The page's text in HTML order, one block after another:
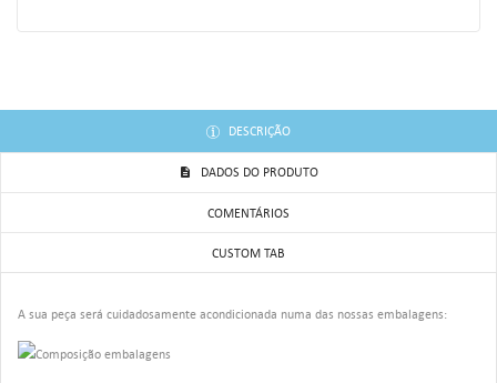
DESCRIÇÃO
DADOS DO PRODUTO
COMENTÁRIOS
CUSTOM TAB
A sua peça será cuidadosamente acondicionada numa das nossas embalagens:
((CANCELTEXT)) ((CREATETEXT))